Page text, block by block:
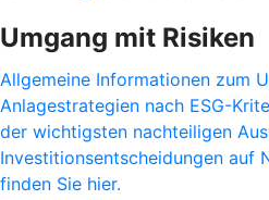
Umgang mit Risiken
Allgemeine Informationen zum
Anlagestrategien nach ESG-
der wichtigsten nachteiligen
Investitionsentscheidungen auf
finden Sie hier.